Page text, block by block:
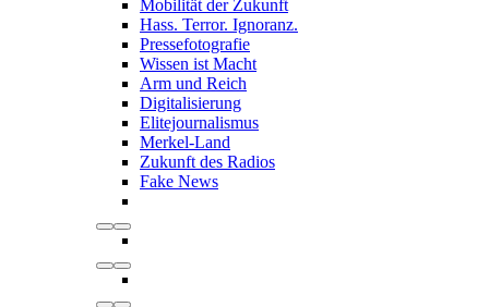
Mobilität der Zukunft
Hass. Terror. Ignoranz.
Pressefotografie
Wissen ist Macht
Arm und Reich
Digitalisierung
Elitejournalismus
Merkel-Land
Zukunft des Radios
Fake News